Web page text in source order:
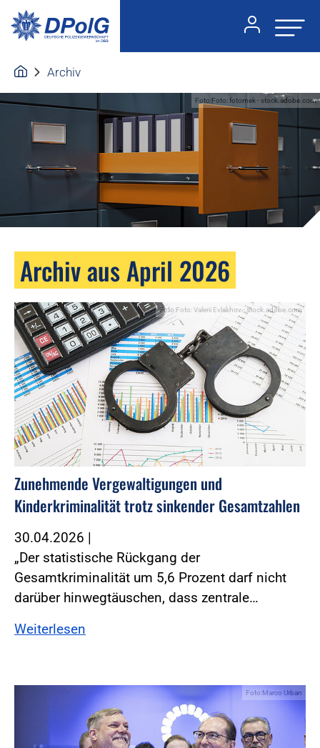
Archiv
Foto:Foto: fotomek - stock.adobe.com
Archiv aus April 2026
Foto:Foto: Valerii Evlakhov - stock.adobe.com
Zunehmende Vergewaltigungen und
Kinderkriminalität trotz sinkender Gesamtzahlen
30.04.2026 |
„Der statistische Rückgang der
Gesamtkriminalität um 5,6 Prozent darf nicht
darüber hinwegtäuschen, dass zentrale…
Weiterlesen
Foto:Marco Urban